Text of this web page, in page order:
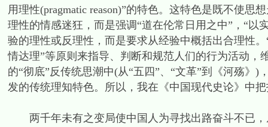
用理性(pragmatic reason)”的特色。这特色是既不使
理性的情感迷狂，而是强调“道在伦常日用之中”，“
验的理性或反理性，而是要求从经验中概括出合理性
情达理”等原则来指导、判断和规范人们的行为活动
的“彻底”反传统思潮中(从“五四”、“文革”到《河殇》
发的传统理知特色。所以，我在《中国现代史论》中
两千年未有之变局使中国人为寻找出路奋斗不已，